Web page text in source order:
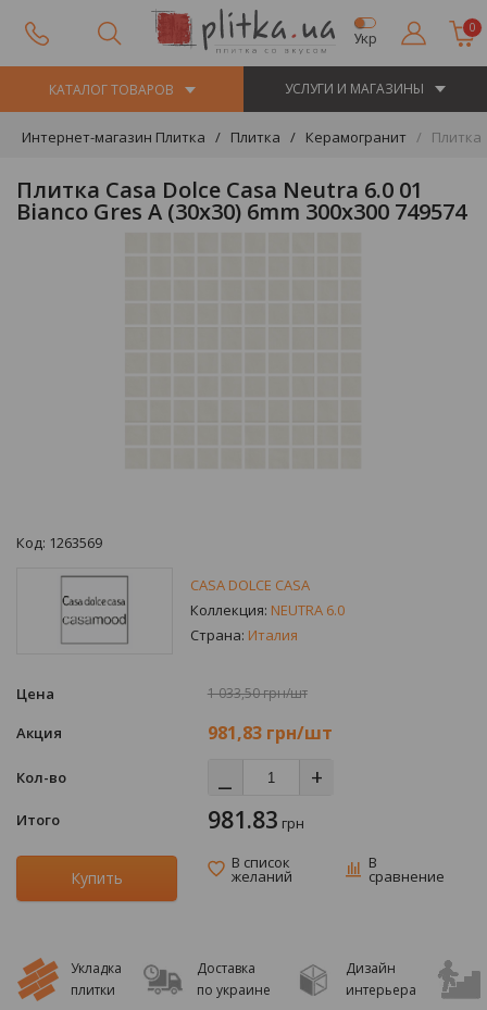
Укр
0
КАТАЛОГ ТОВАРОВ УСЛУГИ И МАГАЗИНЫ
Интернет-магазин Плитка Плитка Керамогранит Плитка
Плитка Casa Dolce Casa Neutra 6.0 01
Bianco Gres A (30x30) 6mm 300x300 749574
Код: 1263569
CASA DOLCE CASA
Коллекция: NEUTRA 6.0
Страна: Италия
Цена 1 033,50 грн/шт
Акция 981,83грн/шт
Кол-во +
Итого 981.83 грн
Купить
В список
желаний
В
сравнение
Укладка
плитки
Доставка
по украине
Дизайн
интерьера